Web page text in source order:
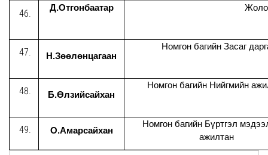
Д.Отгонбаатар
Н.Зөөлөнцагаан
Номгон багийн Засаг
Б.Өлзийсайхан
Номгон багийн Нийгмийн
О.Амарсайхан
Номгон багийн Бүртгэл
ажилтан